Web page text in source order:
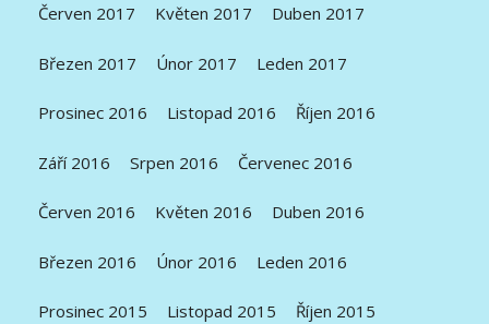
Červen 2017 Květen 2017 Duben 2017
Březen 2017 Únor 2017 Leden 2017
Prosinec 2016 Listopad 2016 Říjen 2016
Září 2016 Srpen 2016 Červenec 2016
Červen 2016 Květen 2016 Duben 2016
Březen 2016 Únor 2016 Leden 2016
Prosinec 2015 Listopad 2015 Říjen 2015